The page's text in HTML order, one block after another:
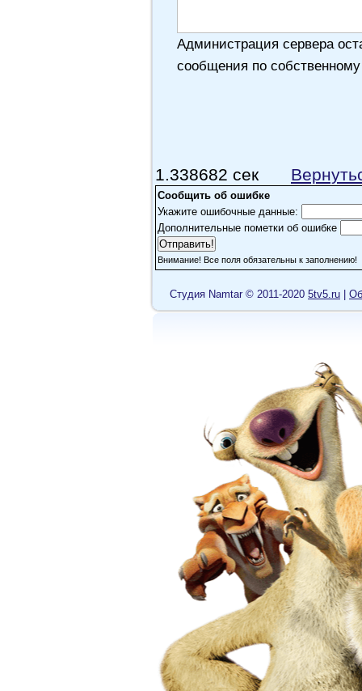
Администрация сервера
сообщения по
1.338682 сек
Сообщить об ошибке
Укажите ошибочные данные:
Дополнительные пометки об ошибке
Внимание! Все поля обязательны к заполнению!
Cтудия Namtar © 2011-2020 5tv5.ru